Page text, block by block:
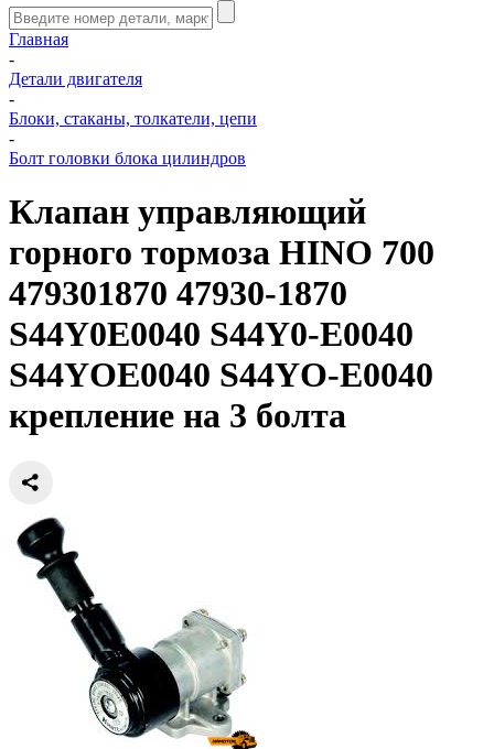
Главная
-
Детали двигателя
-
Блоки, стаканы, толкатели, цепи
-
Болт головки блока цилиндров
Клапан управляющий
горного тормоза HINO 700
479301870 47930-1870
S44Y0E0040 S44Y0-E0040
S44YOE0040 S44YO-E0040
крепление на 3 болта